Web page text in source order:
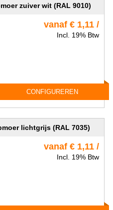
zuiver wit (RAL 9010)
vanaf € 1,11 /
Incl. 19% Btw
CONFIGUREREN
lichtgrijs (RAL 7035)
vanaf € 1,11 /
Incl. 19% Btw